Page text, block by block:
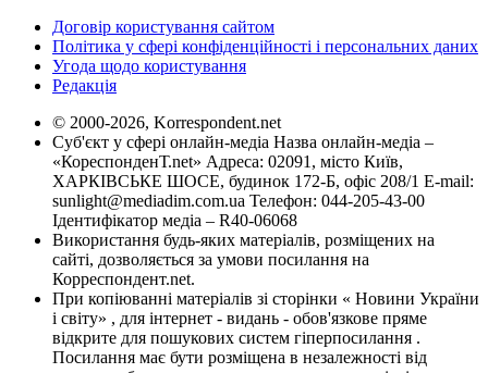
Договір користування сайтом
Політика у сфері конфіденційності і персональних даних
Угода щодо користування
Редакція
© 2000-2026, Korrespondent.net
Суб'єкт у сфері онлайн-медіа Назва онлайн-медіа –
«КореспонденТ.net» Адреса: 02091, місто Київ,
ХАРКІВСЬКЕ ШОСЕ, будинок 172-Б, офіс 208/1 E-mail:
sunlight@mediadim.com.ua Телефон: 044-205-43-00
Ідентифікатор медіа – R40-06068
Використання будь-яких матеріалів, розміщених на
сайті, дозволяється за умови посилання на
Корреспондент.net.
При копіюванні матеріалів зі сторінки « Новини України
і світу» , для інтернет - видань - обов'язкове пряме
відкрите для пошукових систем гіперпосилання .
Посилання має бути розміщена в незалежності від